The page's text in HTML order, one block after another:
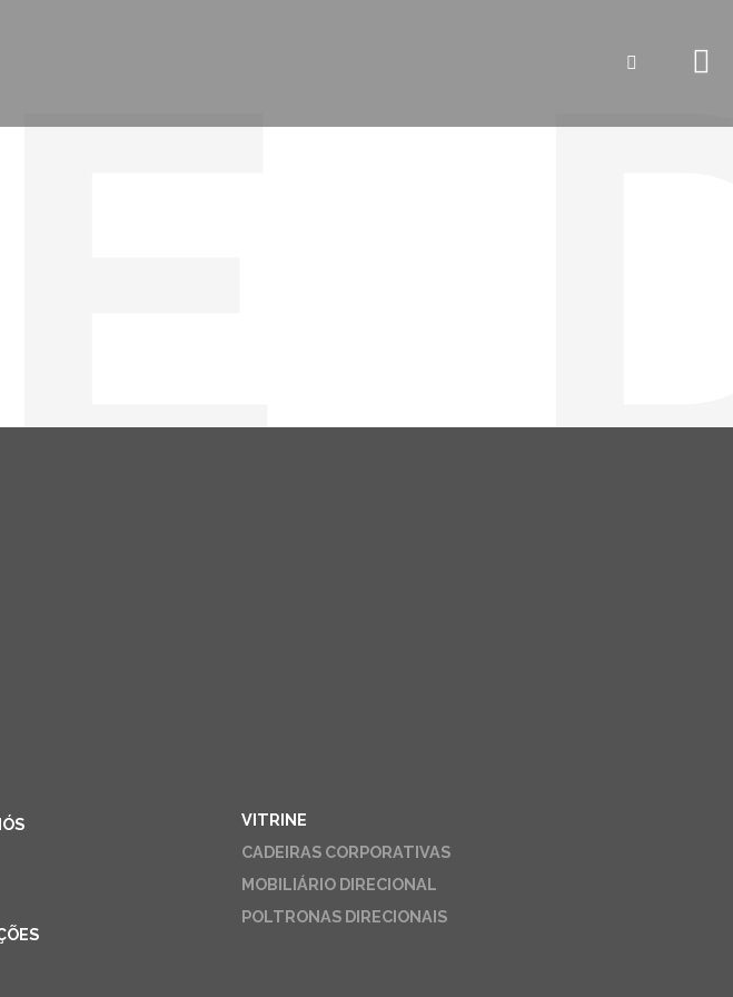
VITRINE
CADEIRAS CORPORATIVAS
MOBILIÁRIO DIRECIONAL
POLTRONAS DIRECIONAIS